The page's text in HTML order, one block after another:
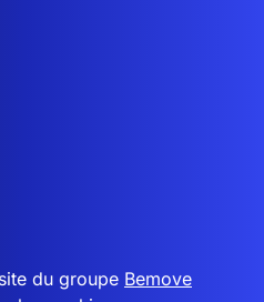
du groupe Bemove